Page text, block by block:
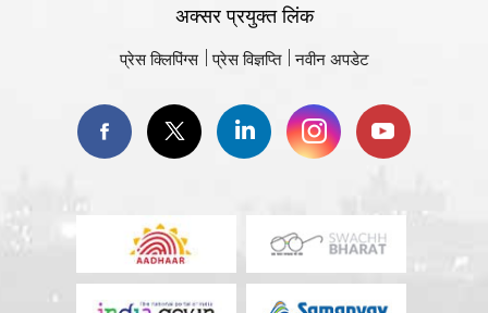
अक्सर प्रयुक्त लिंक
प्रेस क्लिपिंग्स प्रेस विज्ञप्ति नवीन अपडेट